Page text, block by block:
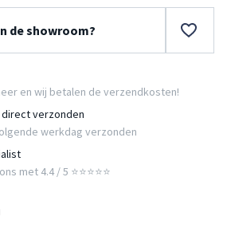
de showroom?
en wij betalen de verzendkosten!
direct verzonden
werkdag verzonden
met 4.4 / 5 ⭐⭐⭐⭐⭐